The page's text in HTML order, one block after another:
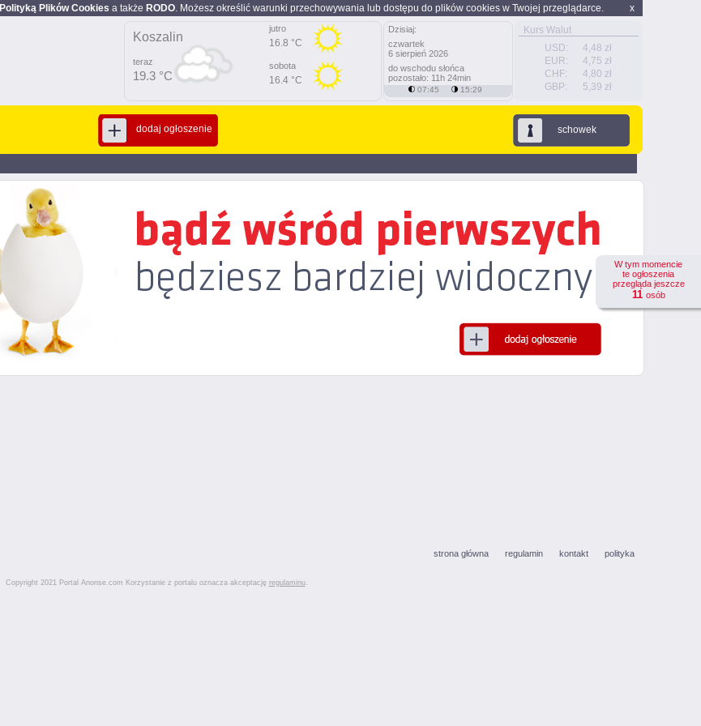
x
Polityką Plików Cookies a także RODO. Możesz określić warunki przechowywania lub dostępu do plików cookies w Twojej przeglądarce.
Kurs Walut
USD:
4,48 zł
EUR:
4,75 zł
CHF:
4,80 zł
GBP:
5,39 zł
Koszalin
teraz
19.3 °C
jutro
16.8 °C
sobota
16.4 °C
Dzisiaj:
czwartek
6 sierpień 2026
do wschodu słońca
pozostało: 11h 24min
07:45 15:29
schowek
dodaj ogłoszenie
W tym momencie
te ogłoszenia
przegląda jeszcze
11 osób
strona główna regulamin kontakt polityka
Copyright 2021 Portal Anonse.com Korzystanie z portalu oznacza akceptację regulaminu.